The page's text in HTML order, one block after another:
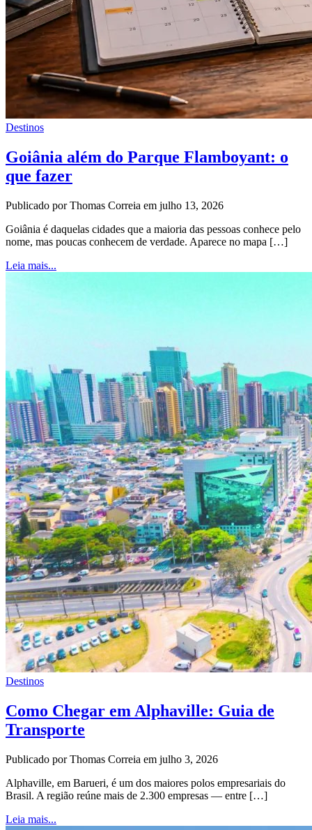
Destinos
Goiânia além do Parque Flamboyant: o
que fazer
Publicado por Thomas Correia em julho 13, 2026
Goiânia é daquelas cidades que a maioria das pessoas conhece pelo
nome, mas poucas conhecem de verdade. Aparece no mapa […]
Leia mais...
Destinos
Como Chegar em Alphaville: Guia de
Transporte
Publicado por Thomas Correia em julho 3, 2026
Alphaville, em Barueri, é um dos maiores polos empresariais do
Brasil. A região reúne mais de 2.300 empresas — entre […]
Leia mais...